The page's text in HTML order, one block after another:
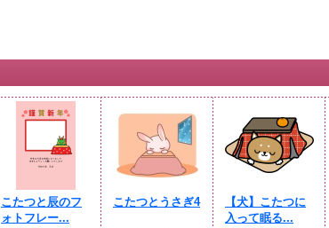
こたつと辰のフ
ォトフレー...
こたつとうさぎ4
【犬】こたつに
入って眠る...